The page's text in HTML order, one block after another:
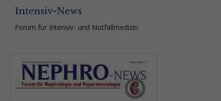
Intensiv-News
Forum für Intensiv- und Notfallmedizin